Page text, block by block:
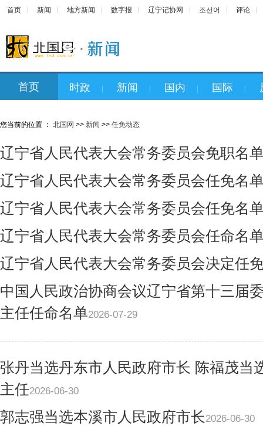
首页 新闻 地方新闻 数字报 辽宁记协网 조선어 评论
首页 时政 新闻 国内 国际
您当前的位置 ： 北国网 >> 新闻 >> 任免动态
辽宁省人民代表大会常务委员会免职名
辽宁省人民代表大会常务委员会任免名
辽宁省人民代表大会常务委员会任免名
辽宁省人民代表大会常务委员会任命名
辽宁省人民代表大会常务委员会决定任
中国人民政治协商会议辽宁省第十三届
主任任命名单2026-07-29
张丹当选丹东市人民政府市长 陈福茂当
主任2026-06-30
郭志强当选本溪市人民政府市长2026-06-30